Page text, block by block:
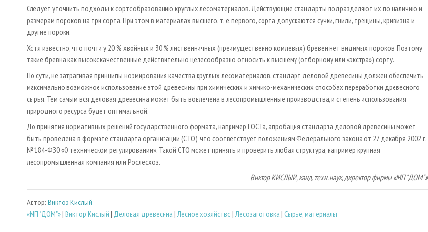
Следует уточнить подходы к сортообразованию круглых лесоматериалов. Действующие стандарты подразделяют их по наличию и
размерам пороков на три сорта. При этом в материалах высшего, т. е. первого, сорта допускаются сучки, гнили, трещины, кривизна и
другие пороки.
Хотя известно, что почти у 20 % хвойных и 30 % лиственничных (преимущественно комлевых) бревен нет видимых пороков. Поэтому
такие бревна как высококачественные действительно целесообразно относить к высшему (отборному или «экстра») сорту.
По сути, не затрагивая принципы нормирования качества круглых лесоматериалов, стандарт деловой древесины должен обеспечить
максимально возможное использование этой древесины при химических и химико-механических способах переработки древесного
сырья. Тем самым вся деловая древесина может быть вовлечена в лесопромышленные производства, и степень использования
природного ресурса будет оптимальной.
До принятия нормативных решений государственного формата, например ГОСТа, апробация стандарта деловой древесины может
быть проведена в формате стандарта организации (СТО), что соответствует положениям Федерального закона от 27 декабря 2002 г.
№ 184-ФЗ0 «О техническом регулировании». Такой СТО может принять и проверить любая структура, например крупная
лесопромышленная компания или Рослесхоз.
Виктор КИСЛЫЙ, канд. техн. наук, директор фирмы «МП "ДОМ"»
Автор: Виктор Кислый
«МП "ДОМ"»| Виктор Кислый | Деловая древесина |Лесное хозяйство |Лесозаготовка | Сырье, материалы